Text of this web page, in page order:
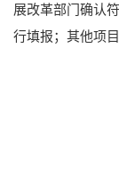
展改革部门确认
行填报；其他项